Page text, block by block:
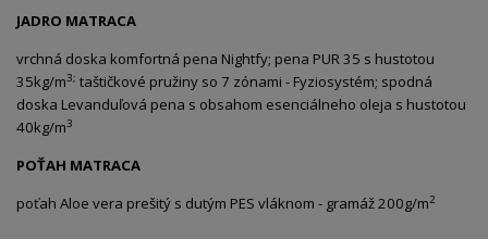
JADRO MATRACA
vrchná doska komfortná pena Nightfy; pena PUR 35 s hustotou
35kg/m3; taštičkové pružiny so 7 zónami - Fyziosystém; spodná
doska Levanduľová pena s obsahom esenciálneho oleja s hustotou
40kg/m3
POŤAH MATRACA
poťah Aloe vera prešitý s dutým PES vláknom - gramáž 200g/m2